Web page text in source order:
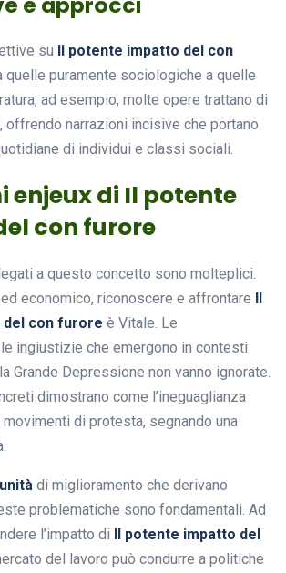
su Il potente impatto del con
quelle puramente sociologiche a quelle
ad esempio, molte opere trattano di
offrendo narrazioni incisive che portano
di individui e classi sociali.
enjeux di Il potente
con furore
a questo concetto sono molteplici.
economico, riconoscere e affrontare Il
con furore è Vitale. Le
ingiustizie che emergono in contesti
Grande Depressione non vanno ignorate.
dimostrano come l’ineguaglianza
di protesta, segnando una
di miglioramento che derivano
problematiche sono fondamentali. Ad
l’impatto di Il potente impatto del
del lavoro può condurre a politiche